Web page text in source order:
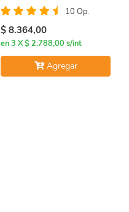
10 Op.
$ 8.364,00
en 3 X $ 2.788,00 s/int
Agregar